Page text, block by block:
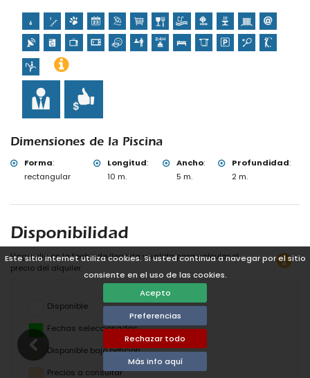
Este sitio internet utiliza cookies. Si usted continua a navegar por el sitio
consiente en el uso de las cookies.
Acepto
Preferencias
Rechazar todo
Más info aquí
Dimensiones de la Piscina
Forma:
rectangular
Longitud:
10 m.
Ancho:
5 m.
Profundidad:
2 m.
Disponibilidad
Haga clic en la fecha de llegada y salida para calcular el
precio del alquiler.
Disponible
Fechas seleccionadas
Disponible bajo petición
Precios a consultar